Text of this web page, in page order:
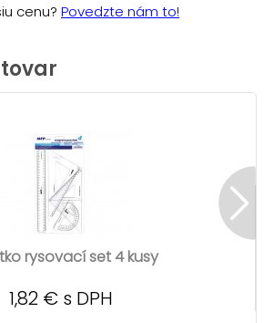
cenu? Povedzte nám to!
rysovací set 4 kusy
1,82 € s DPH